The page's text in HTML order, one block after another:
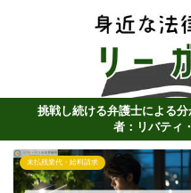
挑戦し続ける弁護士による
者：リバティ
未払残業代・給料請求